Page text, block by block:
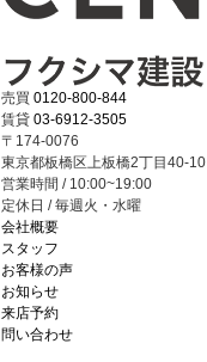
売買 0120-800-844
賃貸 03-6912-3505
〒174-0076
東京都板橋区上板橋2丁目40-10
営業時間 / 10:00~19:00
定休日 / 毎週火・水曜
会社概要
スタッフ
お客様の声
お知らせ
来店予約
問い合わせ